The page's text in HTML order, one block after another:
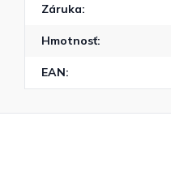
Záruka:
Hmotnosť:
EAN: